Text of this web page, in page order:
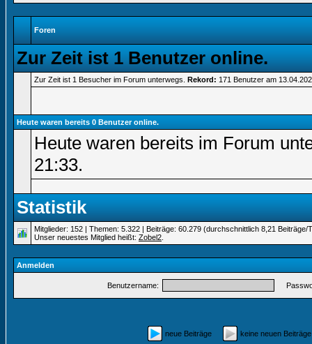
Foren
Zur Zeit ist 1 Benutzer online.
Zur Zeit ist 1 Besucher im Forum unterwegs. Rekord: 171 Benutzer am
Heute waren bereits 0 Benutzer online.
Heute waren bereits im Forum
21:33.
Statistik
Mitglieder: 152 | Themen: 5.322 | Beiträge: 60.279 (durchschnittlich 8,21 Beiträge/
Unser neuestes Mitglied heißt: Zobel2
Anmelden
Benutzername:
neue Beiträge keine neuen